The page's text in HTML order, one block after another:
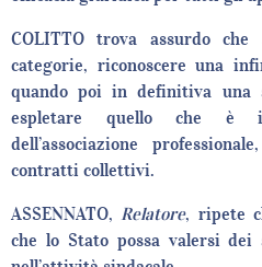
COLITTO trova assurdo che
categorie, riconoscere una
quando poi in definitiva una
espletare quello che è il
dell’associazione
contratti collettivi.
ASSENNATO,Relatore, ripete
che lo Stato possa valersi